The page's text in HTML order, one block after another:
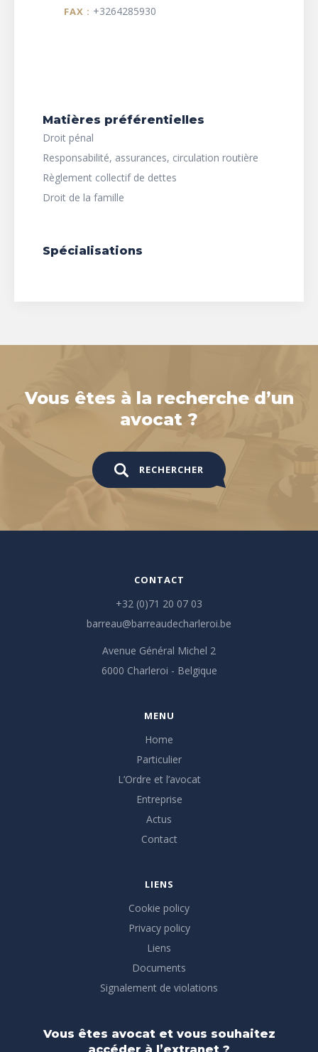
FAX : +3264285930
Matières préférentielles
Droit pénal
Responsabilité, assurances, circulation routière
Règlement collectif de dettes
Droit de la famille
Spécialisations
Vous êtes à la recherche d’un
avocat ?
RECHERCHER
CONTACT
+32 (0)71 20 07 03
barreau@barreaudecharleroi.be
Avenue Général Michel 2
6000 Charleroi - Belgique
MENU
Home
Particulier
L’Ordre et l’avocat
Entreprise
Actus
Contact
LIENS
Cookie policy
Privacy policy
Liens
Documents
Signalement de violations
Vous êtes avocat et vous souhaitez